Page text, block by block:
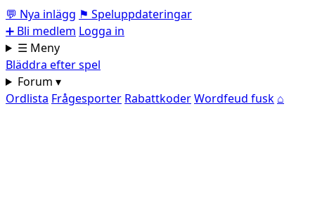
💬 Nya inlägg ⚑ Speluppdateringar
➕ Bli medlem Logga in
☰ Meny
Bläddra efter spel
Forum ▾
Ordlista Frågesporter RabattkoderWordfeud fusk ⌂